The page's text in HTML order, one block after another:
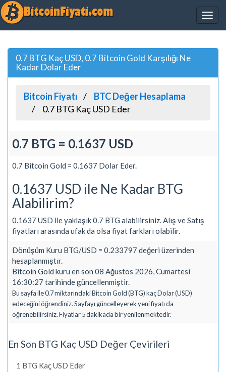
0.7 BTG Kaç USD, 0.7 Bitcoin Gold Karşılığı Ne
Kadar Dolar Eder
Bitcoin Fiyatı
BTC Değer Hesaplama
0.7 BTG Kaç USD Eder
0.7 BTG = 0.1637 USD
0.7 Bitcoin Gold = 0.1637 Dolar Eder.
0.1637 USD ile Ne Kadar BTG
Alabilirim?
0.1637 USD ile yaklaşık 0.7 BTG alabilirsiniz. Alış ve Satış
fiyatları arasında ufak da olsa fiyat farkları olabilir.
Dönüşüm Kuru BTG/USD = 0.233797 değeri üzerinden
hesaplanmıştır.
Bitcoin Gold kuru en son 08 Ağustos 2026, Cumartesi
16:30:27 tarihinde güncellenmiştir.
Bu sayfa ile 0.7 miktarındaki Bitcoin Gold (BTG) kaç Dolar (USD)
edeceğini öğrendiniz. Sayfayı güncelleyerek yeni fiyatı da
öğrenebilirsiniz. Fiyatlar 5 dakikada bir yenilenmektedir.
En Son BTG Kaç USD Değer Çevirileri
1 BTG Kaç USD Eder